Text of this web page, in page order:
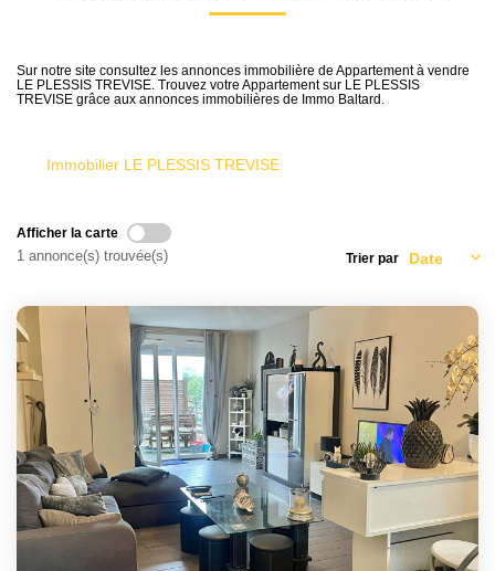
Notre Équipe
Sur notre site consultez les annonces immobilière de Appartement à vendre
LE PLESSIS TREVISE. Trouvez votre Appartement sur LE PLESSIS
TREVISE grâce aux annonces immobilières de Immo Baltard.
Immobilier LE PLESSIS TREVISE
Afficher la carte
1 annonce(s) trouvée(s) Trier par